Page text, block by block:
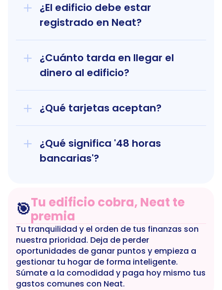
¿El edificio debe estar
registrado en Neat?
¿Cuánto tarda en llegar el
dinero al edificio?
¿Qué tarjetas aceptan?
¿Qué significa '48 horas
bancarias'?
🎯Tu edificio cobra, Neat te
premia
Tu tranquilidad y el orden de tus finanzas son
nuestra prioridad. Deja de perder
oportunidades de ganar puntos y empieza a
gestionar tu hogar de forma inteligente.
Súmate a la comodidad y paga hoy mismo tus
gastos comunes con Neat.